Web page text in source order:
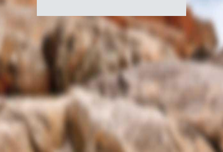
du
Canada